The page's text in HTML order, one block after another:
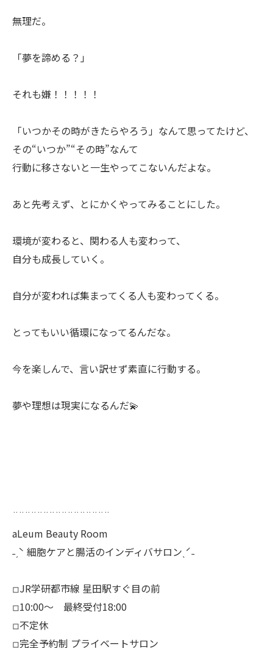
無理だ。
「夢を諦める？」
それも嫌！！！！！
「いつかその時がきたらやろう」なんて思ってたけど、
その“いつか”“その時”なんて
行動に移さないと一生やってこないんだよな。
あと先考えず、とにかくやってみることにした。
環境が変わると、関わる人も変わって、
自分も成長していく。
自分が変われば集まってくる人も変わってくる。
とってもいい循環になってるんだな。
今を楽しんで、言い訳せず素直に行動する。
夢や理想は現実になるんだ💫
¨¨¨¨¨¨¨¨¨¨¨¨¨¨¨¨
aLeum Beauty Room
˗ˏˋ 細胞ケアと腸活のインディバサロンˎˊ˗
◽︎JR学研都市線 星田駅すぐ目の前
◽︎10:00〜 最終受付18:00
◽︎不定休
◽︎完全予約制 プライベートサロン